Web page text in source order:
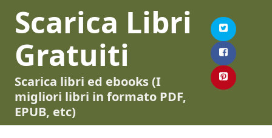
Scarica Libri
Gratuiti
Scarica libri ed ebooks (I
migliori libri in formato PDF,
EPUB, etc)